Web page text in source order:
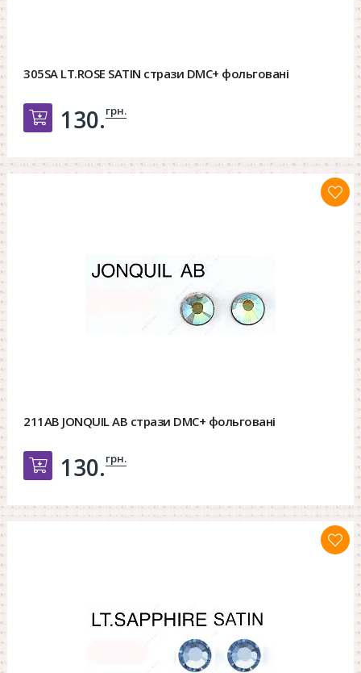
305SA LT.ROSE SATIN стрази DMC+ фольговані
Добавить в корзину
130.грн.
211AB JONQUIL AB стрази DMC+ фольговані
Добавить в корзину
130.грн.